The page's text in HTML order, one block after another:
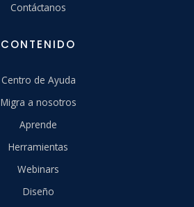
Contáctanos
CONTENIDO
Centro de Ayuda
Migra a nosotros
Aprende
Herramientas
Webinars
Diseño